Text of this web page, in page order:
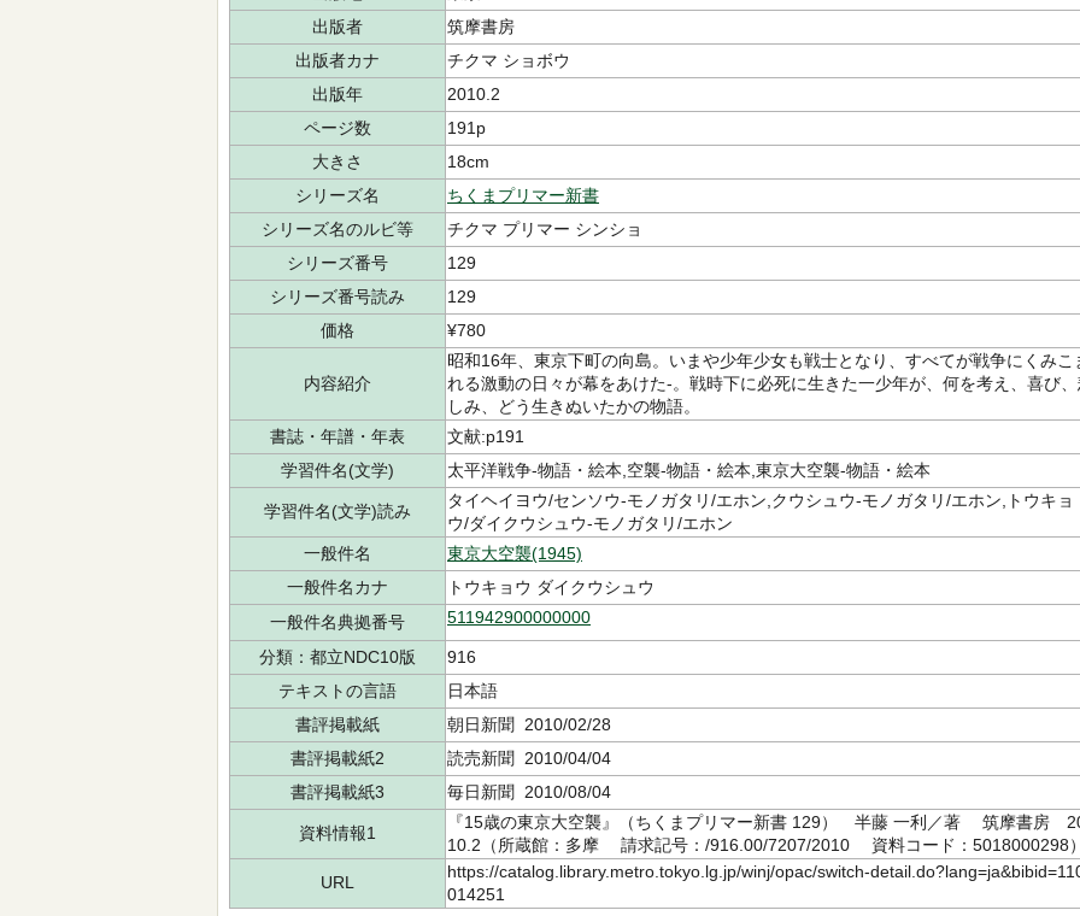
出版者
筑摩書房
出版者カナ
チクマ ショボウ
出版年
2010.2
ページ数
191p
大きさ
18cm
シリーズ名
ちくまプリマー新書
シリーズ名のルビ等
チクマ プリマー シンショ
シリーズ番号
129
シリーズ番号読み
129
価格
¥780
内容紹介
昭和16年、東京下町の向島。いまや少年少女も戦士となり、すべてが戦争にくみこ
れる激動の日々が幕をあけた-。戦時下に必死に生きた一少年が、何を考え、喜び
しみ、どう生きぬいたかの物語。
書誌・年譜・年表
文献:p191
学習件名(文学)
太平洋戦争-物語・絵本,空襲-物語・絵本,東京大空襲-物語・絵本
学習件名(文学)読み
タイヘイヨウ/センソウ-モノガタリ/エホン,クウシュウ-モノガタリ/エホン,トウキョ
ウ/ダイクウシュウ-モノガタリ/エホン
一般件名
東京大空襲(1945)
一般件名カナ
トウキョウ ダイクウシュウ
一般件名典拠番号
511942900000000
分類：都立NDC10版
916
テキストの言語
日本語
書評掲載紙
朝日新聞 2010/02/28
書評掲載紙2
読売新聞 2010/04/04
書評掲載紙3
毎日新聞 2010/08/04
資料情報1
『15歳の東京大空襲』（ちくまプリマー新書 129） 半藤 一利／著 筑摩書房
10.2（所蔵館：多摩 請求記号：/916.00/7207/2010 資料コード：5018000298
URL
https://catalog.library.metro.tokyo.lg.jp/winj/opac/switch-
014251